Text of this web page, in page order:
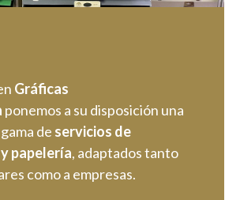
Gráficas
ponemos a su disposición una
de servicios de
papelería, adaptados tanto
como a empresas.